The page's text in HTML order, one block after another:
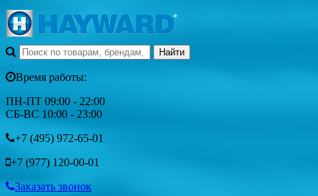
Время работы:
ПН-ПТ 09:00 - 22:00
СБ-ВС 10:00 - 23:00
+7 (495) 972-65-01
+7 (977) 120-00-01
Заказать звонок